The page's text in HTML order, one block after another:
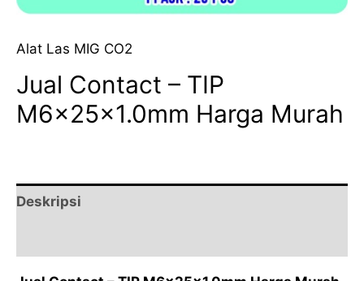
Alat Las MIG CO2
Jual Contact – TIP
M6x25x1.0mm Harga Murah
Deskripsi